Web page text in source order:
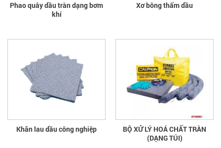
Phao quây dầu tràn dạng bơm
khí
Xơ bông thấm dầu
Khăn lau dầu công nghiệp
BỘ XỬ LÝ HOÁ CHẤT TRÀN
(DẠNG TÚI)